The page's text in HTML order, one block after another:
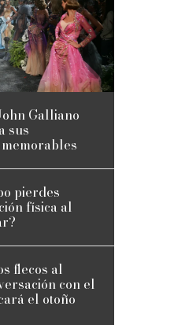
Galliano
sus
pierdes
física al
flecos al
con el
el otoño